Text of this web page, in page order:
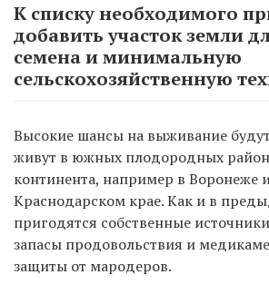
К списку необходимого
добавить участок земли
семена и минимальную
сельскохозяйственную
Высокие шансы на выживание
живут в южных плодородных
континента, например в Воронеже
Краснодарском крае. Как и в
пригодятся собственные
запасы продовольствия и
защиты от мародеров.